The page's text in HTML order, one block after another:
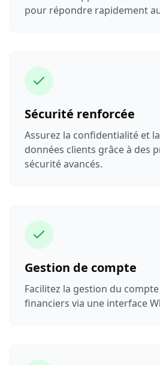
pour répondre rapidement
Sécurité renforcée
Assurez la confidentialité et
données clients grâce à des
sécurité avancés.
Gestion de compte
Facilitez la gestion du
financiers via une interface